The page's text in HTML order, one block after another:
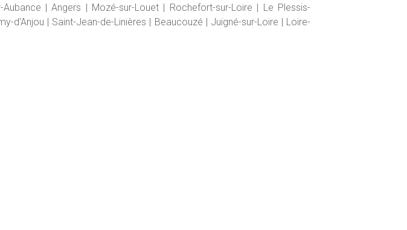
| Angers | Mozé-sur-Louet | Rochefort-sur-Loire | Le Plessis-
d'Anjou | Saint-Jean-de-Linières | Beaucouzé | Juigné-sur-Loire | Loire-